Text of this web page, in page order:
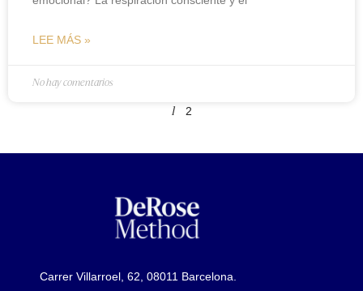
LEE MÁS »
No hay comentarios
1 2
Carrer Villarroel, 62, 08011 Barcelona.